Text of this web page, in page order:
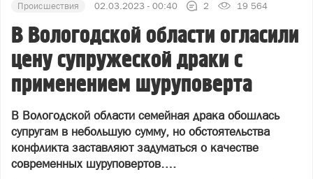
Происшествия 02.03.2023 - 00:40 2 19 564
В Вологодской области огласили
цену супружеской драки с
применением шуруповерта
В Вологодской области семейная драка обошлась
супругам в небольшую сумму, но обстоятельства
конфликта заставляют задуматься о качестве
современных шуруповертов….